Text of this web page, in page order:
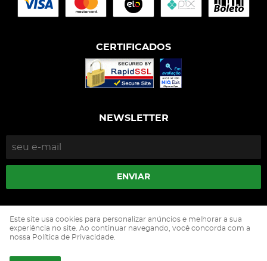
CERTIFICADOS
NEWSLETTER
ENVIAR
CNPJ: 05.500.229/0002-90
Este site usa cookies para personalizar anúncios e melhorar a sua
experiência no site. Ao continuar navegando, você concorda com a
nossa Política de Privacidade.